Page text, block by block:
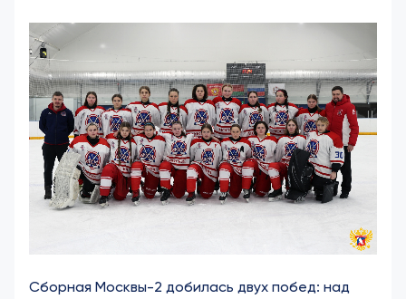
Сборная Москвы-2 добилась двух побед: над